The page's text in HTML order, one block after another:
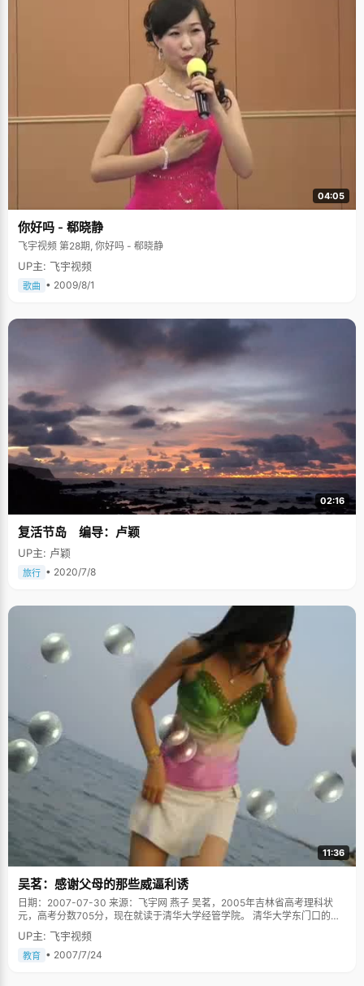
04:05
你好吗 - 郗晓静
飞宇视频 第28期, 你好吗 - 郗晓静
UP主: 飞宇视频
歌曲 • 2009/8/1
02:16
复活节岛 编导：卢颖
UP主: 卢颖
旅行 • 2020/7/8
11:36
吴茗：感谢父母的那些威逼利诱
日期：2007-07-30 来源：飞宇网 燕子 吴茗，2005年吉林省高考理科状
元，高考分数705分，现在就读于清华大学经管学院。 清华大学东门口的那
家麦当劳，下午三点钟，考完学校里最后一门考试后，吴茗赶过来与我们会
面，还没等喘过气来，她就说开了，"真不好意思，我迟到了，我请你们吃冰
淇淋吧，"惹得大家忍俊不禁，真是个活泼又可爱的女生。 吴茗说，其实从
UP主: 飞宇视频
教育 • 2007/7/24